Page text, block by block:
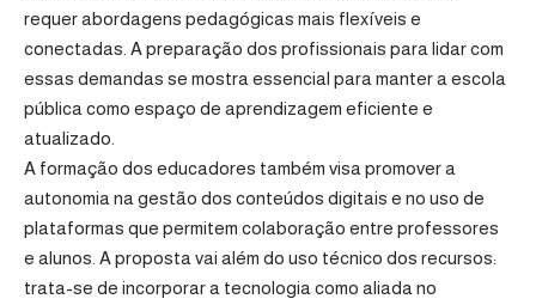
requer abordagens pedagógicas mais flexíveis e
conectadas. A preparação dos profissionais para lidar com
essas demandas se mostra essencial para manter a escola
pública como espaço de aprendizagem eficiente e
atualizado.
A formação dos educadores também visa promover a
autonomia na gestão dos conteúdos digitais e no uso de
plataformas que permitem colaboração entre professores
e alunos. A proposta vai além do uso técnico dos recursos:
trata-se de incorporar a tecnologia como aliada no